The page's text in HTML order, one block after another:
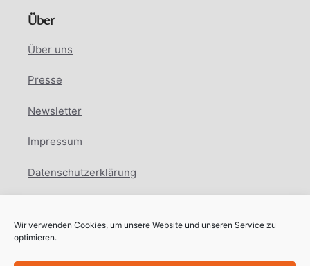
Wir verwenden Cookies, um unsere Website und unseren Service zu
optimieren.
Über
Über uns
Presse
Newsletter
Impressum
Datenschutzerklärung
Facebook
Instagram
LinkedIn